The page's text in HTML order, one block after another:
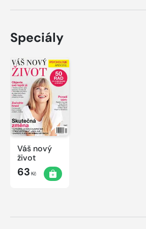
Speciály
Váš nový
život
63 Kč